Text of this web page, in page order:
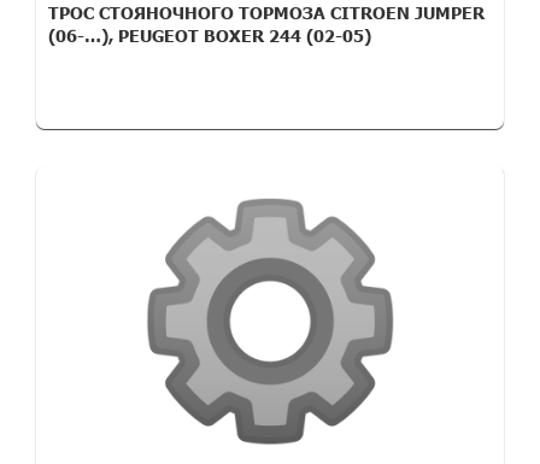
ТРОС СТОЯНОЧНОГО ТОРМОЗА CITROEN JUMPER
(06-…), PEUGEOT BOXER 244 (02-05)